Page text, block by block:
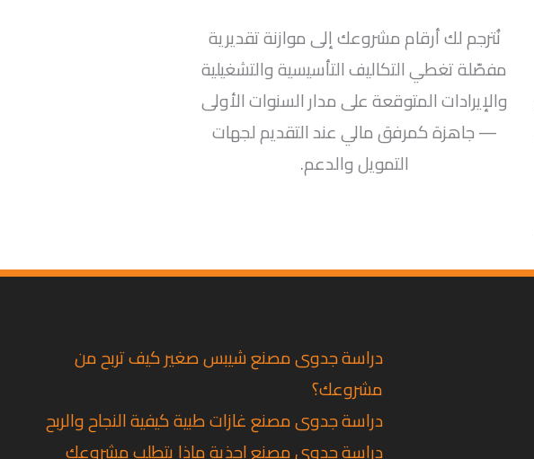
نُترجم لك أرقام مشروعك إلى موازنة تقديرية
مفصّلة تغطي التكاليف التأسيسية والتشغيلية
والإيرادات المتوقعة على مدار السنوات الأولى
— جاهزة كمرفق مالي عند التقديم لجهات
التمويل والدعم.
دراسة جدوى مصنع شيبس صغير كيف تربح من
مشروعك؟
دراسة جدوى مصنع غازات طبية كيفية النجاح والربح
دراسة جدوى مصنع احذية ماذا يتطلب مشروعك